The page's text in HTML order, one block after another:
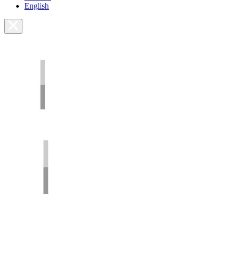
English